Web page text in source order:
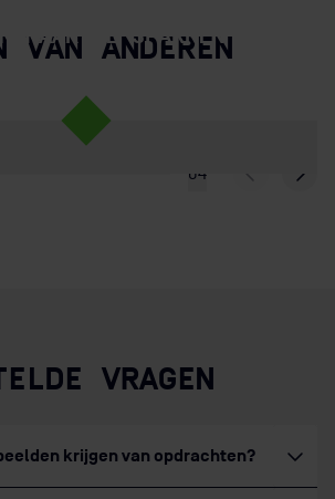
VAN ANDEREN
MAAR WE SPARREN WEL
04
VRAGEN
krijgen van opdrachten?